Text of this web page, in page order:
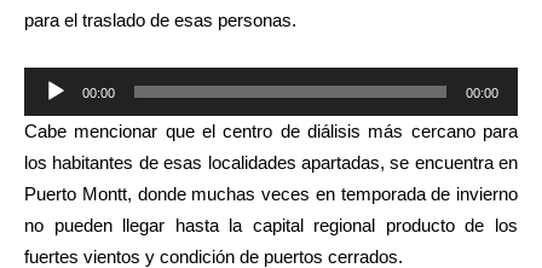
para el traslado de esas personas.
Reproductor
de
audio
00:00 00:00
Cabe mencionar que el centro de diálisis más cercano para
los habitantes de esas localidades apartadas, se encuentra en
Puerto Montt, donde muchas veces en temporada de invierno
no pueden llegar hasta la capital regional producto de los
fuertes vientos y condición de puertos cerrados.